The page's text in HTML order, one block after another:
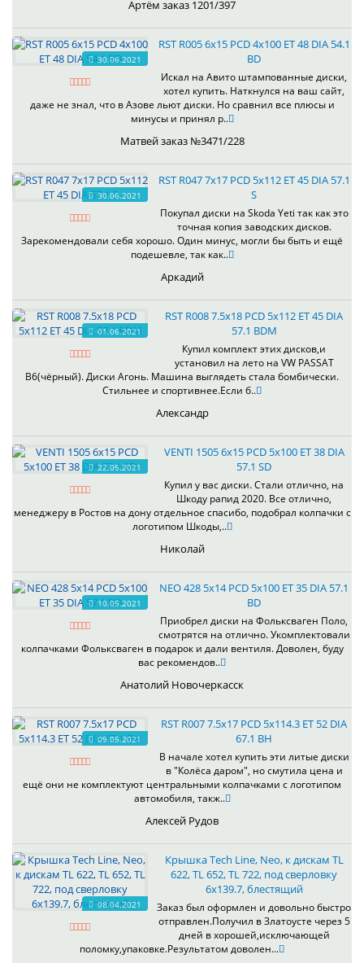
Артём заказ 1201/397
30.06.2021
RST R005 6x15 PCD 4x100 ET 48 DIA 54.1
BD
Искал на Авито штампованные диски,
хотел купить. Наткнулся на ваш сайт,
даже не знал, что в Азове льют диски. Но сравнил все плюсы и
минусы и принял р..
Матвей заказ №3471/228
30.06.2021
RST R047 7x17 PCD 5x112 ET 45 DIA 57.1
S
Покупал диски на Skoda Yeti так как это
точная копия заводских дисков.
Зарекомендовали себя хорошо. Один минус, могли бы быть и ещё
подешевле, так как..
Аркадий
01.06.2021
RST R008 7.5x18 PCD 5x112 ET 45 DIA
57.1 BDM
Купил комплект этих дисков,и
установил на лето на VW PASSAT
B6(чёрный). Диски Агонь. Машина выглядеть стала бомбически.
Стильнее и спортивнее.Если б..
Александр
22.05.2021
VENTI 1505 6x15 PCD 5x100 ET 38 DIA
57.1 SD
Купил у вас диски. Стали отлично, на
Шкоду рапид 2020. Все отлично,
менеджеру в Ростов на дону отдельное спасибо, подобрал колпачки с
логотипом Шкоды,..
Николай
10.05.2021
NEO 428 5x14 PCD 5x100 ET 35 DIA 57.1
BD
Приобрел диски на Фольксваген Поло,
смотрятся на отлично. Укомплектовали
колпачками Фольксваген в подарок и дали вентиля. Доволен, буду
вас рекомендов..
Анатолий Новочеркасск
09.05.2021
RST R007 7.5x17 PCD 5x114.3 ET 52 DIA
67.1 BH
В начале хотел купить эти литые диски
в "Колёса даром", но смутила цена и
ещё они не комплектуют центральными колпачками с логотипом
автомобиля, такж..
Алексей Рудов
08.04.2021
Крышка Tech Line, Neo, к дискам TL
622, TL 652, TL 722, под сверловку
6х139.7, блестящий
Заказ был оформлен и довольно быстро
отправлен.Получил в Златоусте через 5
дней в хорошей,исключающей
поломку,упаковке.Результатом доволен...